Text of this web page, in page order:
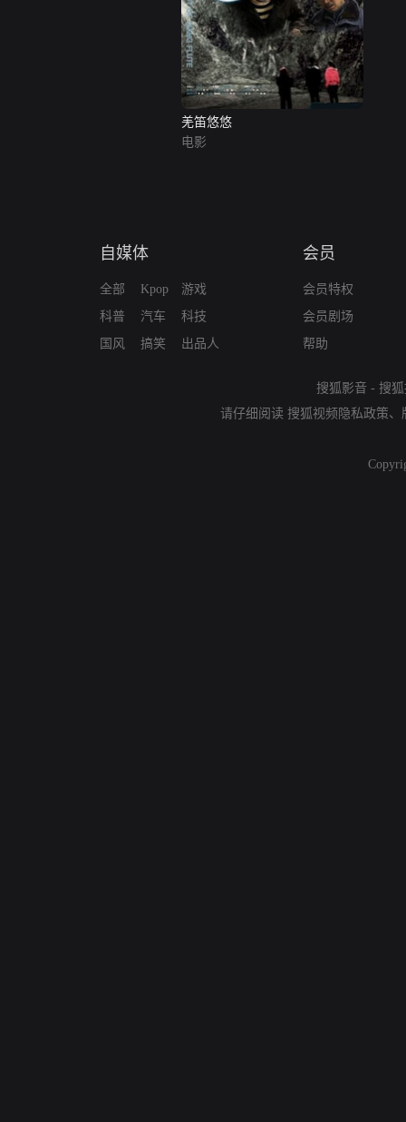
羌笛悠悠
电影
自媒体
全部
科普
国风
Kpop
汽车
搞笑
游戏
科技
出品人
会员
会员特权
会员剧场
帮助
搜狐影音 - 搜
请仔细阅读 搜狐视频隐私政策、